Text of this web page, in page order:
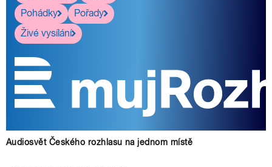
Pohádky
Pořady
Živé vysílání
Audiosvět Českého rozhlasu na jednom místě